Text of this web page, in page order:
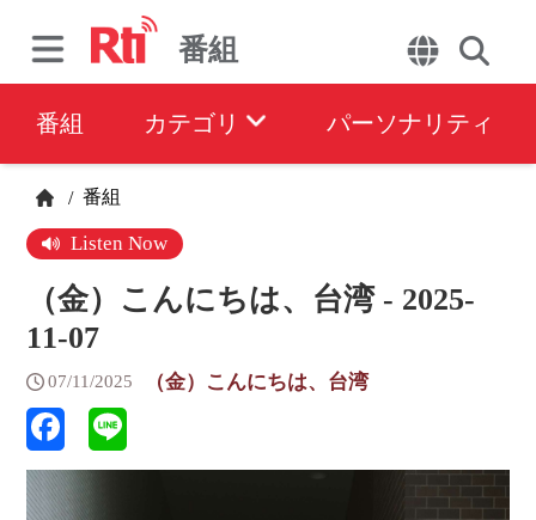
番組
番組 カテゴリ パーソナリティ
/ 番組
Listen Now
（金）こんにちは、台湾 - 2025-
11-07
07/11/2025 （金）こんにちは、台湾